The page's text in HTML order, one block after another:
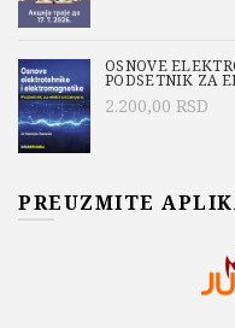
OSNOVE
PODSETNIK ZA
2.200,00 RSD
PREUZMITE